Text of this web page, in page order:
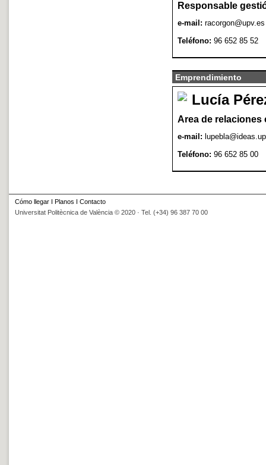
Responsable
e-mail: racorgon@upv.es
Teléfono: 96 652 85 52
Emprendimiento
Lucía
Area de relaciones
e-mail:
Teléfono: 96 652 85 00
Cómo llegar I Planos I Contacto
Universitat Politècnica de València © 2020 · Tel. (+34) 96 387 70 00